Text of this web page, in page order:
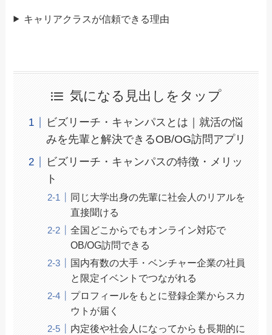
キャリアクラスが信頼できる理由
気になる見出しをタップ
ビズリーチ・キャンパスとは｜就活の悩
みを先輩と解決できるOB/OG訪問アプリ
ビズリーチ・キャンパスの特徴・メリッ
ト
同じ大学出身の先輩に社会人のリアルを
直接聞ける
全国どこからでもオンライン対応で
OB/OG訪問できる
国内有数の大手・ベンチャー企業の社員
と限定イベントでつながれる
プロフィールをもとに登録企業からスカ
ウトが届く
内定後や社会人になってからも長期的に